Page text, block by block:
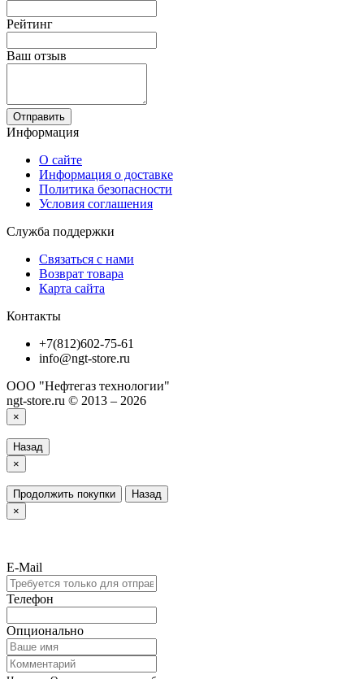
Рейтинг
Ваш отзыв
Отправить
Информация
О сайте
Информация о доставке
Политика безопасности
Условия соглашения
Служба поддержки
Связаться с нами
Возврат товара
Карта сайта
Контакты
+7(812)602-75-61
info@ngt-store.ru
ООО "Нефтегаз технологии"
ngt-store.ru © 2013 – 2026
×
Назад
×
Продолжить покупки
Назад
×
E-Mail
Телефон
Опционально